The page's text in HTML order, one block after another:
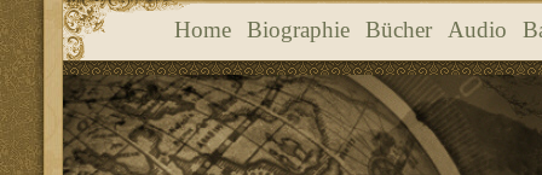
Home Biographie Bücher Audio